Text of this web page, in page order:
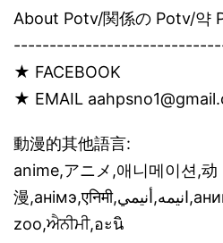
About Potv/関係の Potv/약
★ FACEBOOK
★ EMAIL
動漫的其他語言:
anime,アニメ,애니메이션,动
漫,анімэ,एनिमी,انیمه,أنيمي,аниме,tiag tiag zoo
zoo,ਐਨੀਮੀ,อะนิ